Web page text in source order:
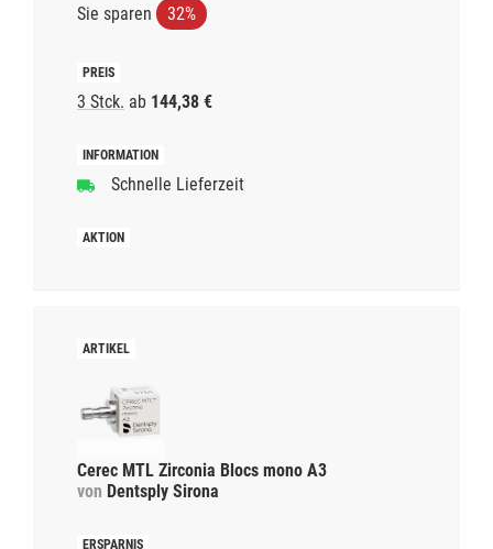
Sie sparen 32%
3 Stck. ab 144,38 €
Schnelle Lieferzeit
Cerec MTL Zirconia Blocs mono A3
von Dentsply Sirona